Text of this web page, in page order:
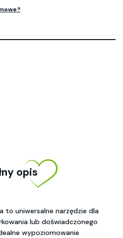
opis
to uniwersalne narzędzie dla
lub doświadczonego
wypoziomowanie